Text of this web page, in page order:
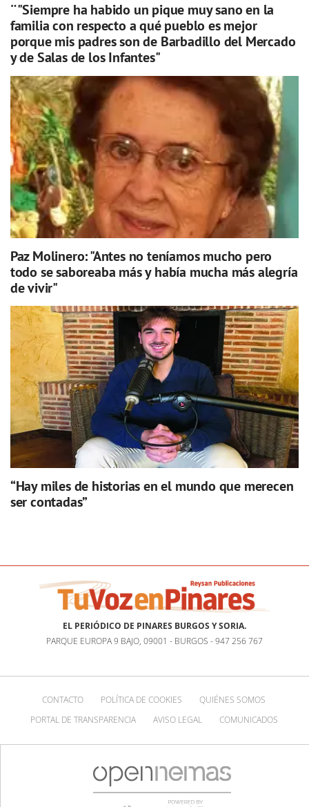
¨"Siempre ha habido un pique muy sano en la
familia con respecto a qué pueblo es mejor
porque mis padres son de Barbadillo del Mercado
y de Salas de los Infantes"
Paz Molinero: "Antes no teníamos mucho pero
todo se saboreaba más y había mucha más alegría
de vivir"
“Hay miles de historias en el mundo que merecen
ser contadas”
EL PERIÓDICO DE PINARES BURGOS Y SORIA.
PARQUE EUROPA 9 BAJO, 09001 - BURGOS - 947 256 767
CONTACTO POLÍTICA DE COOKIES
QUIÉNES SOMOS
PORTAL DE TRANSPARENCIA
AVISO LEGAL COMUNICADOS